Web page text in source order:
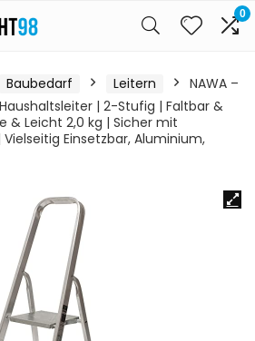
0
Baubedarf Leitern
NAWA –
| 2-Stufig | Faltbar &
& Leicht 2,0 kg | Sicher mit
Einsetzbar, Aluminium,